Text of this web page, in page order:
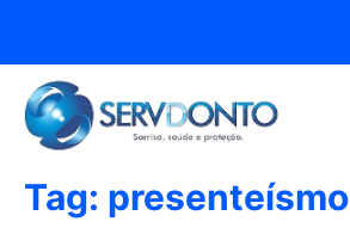
Tag: presenteísmo